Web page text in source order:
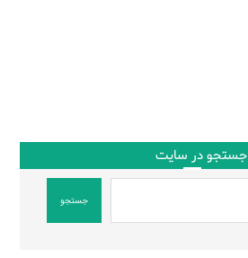
جستجو در سایت
جستجو